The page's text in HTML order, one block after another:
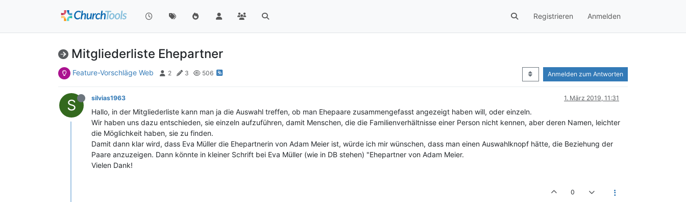
Registrieren Anmelden
Mitgliederliste Ehepartner
Feature-Vorschläge Web 2 3 506 Anmelden zum Antworten
S silvias1963 1. März 2019, 11:31
Hallo, in der Mitgliederliste kann man ja die Auswahl treffen, ob man Ehepaare zusammengefasst angezeigt haben will, oder einzeln.
Wir haben uns dazu entschieden, sie einzeln aufzuführen, damit Menschen, die die Familienverhältnisse einer Person nicht kennen, aber deren Namen, leichter
die Möglichkeit haben, sie zu finden.
Damit dann klar wird, dass Eva Müller die Ehepartnerin von Adam Meier ist, würde ich mir wünschen, dass man einen Auswahlknopf hätte, die Beziehung der
Paare anzuzeigen. Dann könnte in kleiner Schrift bei Eva Müller (wie in DB stehen) "Ehepartner von Adam Meier.
Vielen Dank!
0